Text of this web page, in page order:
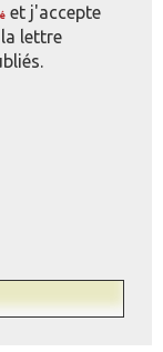
et j'accepte
lettre